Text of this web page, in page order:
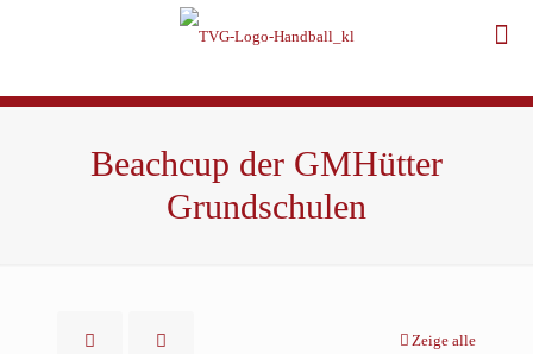
Beachcup der GMHütter
Grundschulen
Zeige alle